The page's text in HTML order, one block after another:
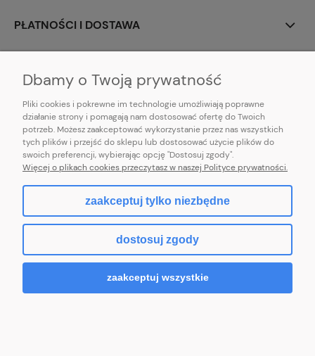
PŁATNOŚCI I DOSTAWA
E-mail:pl101sukienek@gmail.com
101sukienek.pl
ul. Piotrkowska 317/11, Łódź 93-035, woj. łódzkie
pokaż pełną wersję strony
Sklep internetowy Shoper.pl
Dbamy o Twoją prywatność
Pliki cookies i pokrewne im technologie umożliwiają poprawne
działanie strony i pomagają nam dostosować ofertę do Twoich
potrzeb. Możesz zaakceptować wykorzystanie przez nas wszystkich
tych plików i przejść do sklepu lub dostosować użycie plików do
swoich preferencji, wybierając opcję "Dostosuj zgody".
Więcej o plikach cookies przeczytasz w naszej Polityce prywatności.
zaakceptuj tylko niezbędne
dostosuj zgody
zaakceptuj wszystkie